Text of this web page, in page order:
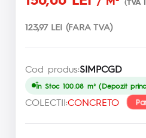
123,97 LEI (FARA TVA)
Cod produs:SIMPCGD
În Stoc 100.08 m² (Depozit
COLECTII:CONCRETO